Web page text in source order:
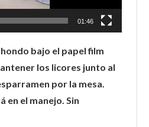
01:46
bajo el papel film
los licores junto al
por la mesa.
en el manejo. Sin